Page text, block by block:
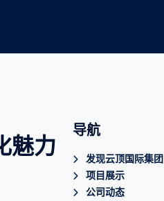
魅力
导航
发现云顶国际集团
项目展示
公司动态